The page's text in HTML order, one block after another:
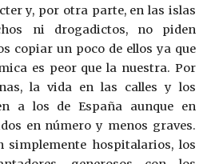
y, por otra parte, en las islas
ni drogadictos, no piden
copiar un poco de ellos ya que
es peor que la nuestra. Por
la vida en las calles y los
a los de España aunque en
en número y menos graves.
simplemente hospitalarios, los